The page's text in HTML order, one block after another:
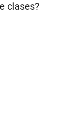
clases?